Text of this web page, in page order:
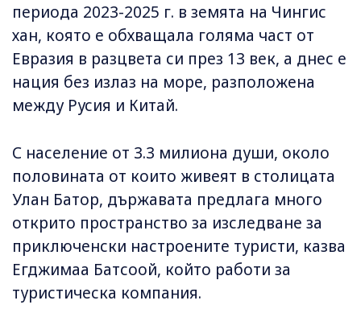
периода 2023-2025 г. в земята на Чингис
хан, която е обхващала голяма част от
Евразия в разцвета си през 13 век, а днес е
нация без излаз на море, разположена
между Русия и Китай.
С население от 3.3 милиона души, около
половината от които живеят в столицата
Улан Батор, държавата предлага много
открито пространство за изследване за
приключенски настроените туристи, казва
Егджимаа Батсоой, който работи за
туристическа компания.